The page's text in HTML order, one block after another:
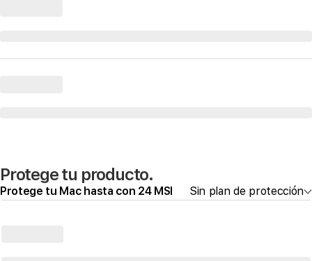
Protege tu producto.
Protege tu Mac hasta con 24 MSI Sin plan de protección